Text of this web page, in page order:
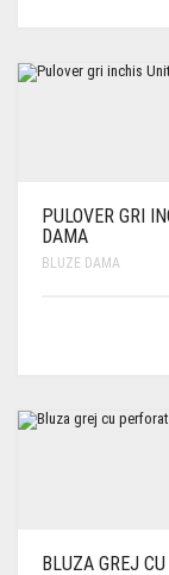
PULOVER GRI
DAMA
BLUZE DAMA
BLUZA GREJ